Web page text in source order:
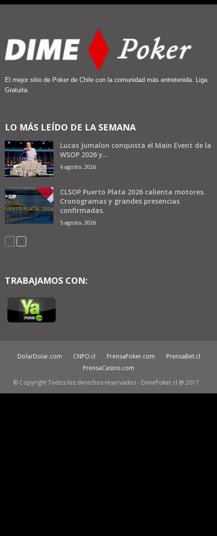
El mejor sitio de Poker de Chile con la comunidad más entretenida. Liga
Gratuita.
LO MÁS LEÍDO DE LA SEMANA
Lucas Jumalon conquista el Main Event de la
WSOP 2026 y...
6 agosto, 2026
CLSOP Puerto Plata 2026 calienta motores.
Cronogramas y grandes presencias
confirmadas.
5 agosto, 2026
TRABAJAMOS CON:
DolarDolar.com CNPO.cl PrensaPoker.com
PrensaBet.cl
PrensaCasino.com
© Copyright Todos los derechos reservados - DimePoker.cl @ 2017